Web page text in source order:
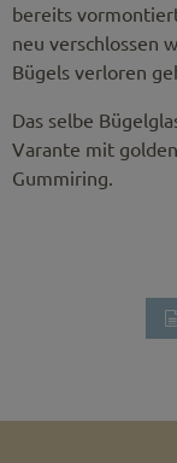
bereits
neu verschlossen
Bügels verloren
Das selbe
Varante mit
Gummiring.